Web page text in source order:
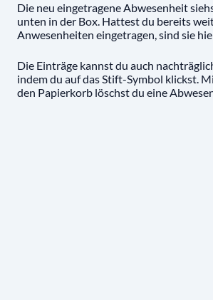
Die neu eingetragene Abwesenheit
unten in der Box. Hattest du bereits
Anwesenheiten eingetragen, sind sie
Die Einträge kannst du auch
indem du auf das Stift-Symbol klickst.
den Papierkorb löschst du eine